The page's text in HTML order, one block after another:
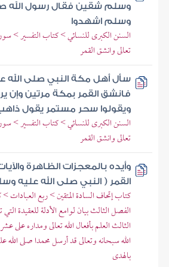
وسلم شقين فقال رسول الله
وسلم اشهدوا
السنن الكبرى للنسائي > كتاب التفسير >
تعالى وانشق القمر
سأل أهل مكة النبي صلى الله
فانشق القمر بمكة مرتين وإن
ويقولوا سحر مستمر يقول
السنن الكبرى للنسائي > كتاب التفسير >
تعالى وانشق القمر
وأيده بالمعجزات الظاهرة
القمر ( النبي صلى الله عليه
كتاب إتحاف السادة المتقين > ربع العبادات
الفصل الثالث بيان لوامع الأدلة للعقيدة
الثالث العلم بأفعال الله تعالى ومداره
الله سبحانه وتعالى قد أرسل محمدا صلى الله
بالهدى